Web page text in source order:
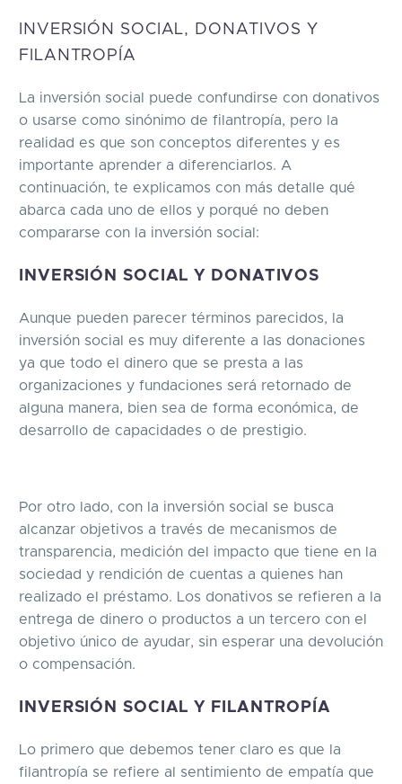
INVERSIÓN SOCIAL, DONATIVOS Y
FILANTROPÍA
La inversión social puede confundirse con donativos
o usarse como sinónimo de filantropía, pero la
realidad es que son conceptos diferentes y es
importante aprender a diferenciarlos. A
continuación, te explicamos con más detalle qué
abarca cada uno de ellos y porqué no deben
compararse con la inversión social:
INVERSIÓN SOCIAL Y DONATIVOS
Aunque pueden parecer términos parecidos, la
inversión social es muy diferente a las donaciones
ya que todo el dinero que se presta a las
organizaciones y fundaciones será retornado de
alguna manera, bien sea de forma económica, de
desarrollo de capacidades o de prestigio.
Por otro lado, con la inversión social se busca
alcanzar objetivos a través de mecanismos de
transparencia, medición del impacto que tiene en la
sociedad y rendición de cuentas a quienes han
realizado el préstamo. Los donativos se refieren a la
entrega de dinero o productos a un tercero con el
objetivo único de ayudar, sin esperar una devolución
o compensación.
INVERSIÓN SOCIAL Y FILANTROPÍA
Lo primero que debemos tener claro es que la
filantropía se refiere al sentimiento de empatía que